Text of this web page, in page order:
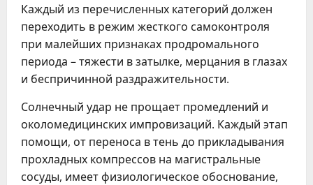
Каждый из перечисленных категорий должен
переходить в режим жесткого самоконтроля
при малейших признаках продромального
периода – тяжести в затылке, мерцания в глазах
и беспричинной раздражительности.
Солнечный удар не прощает промедлений и
околомедицинских импровизаций. Каждый этап
помощи, от переноса в тень до прикладывания
прохладных компрессов на магистральные
сосуды, имеет физиологическое обоснование,